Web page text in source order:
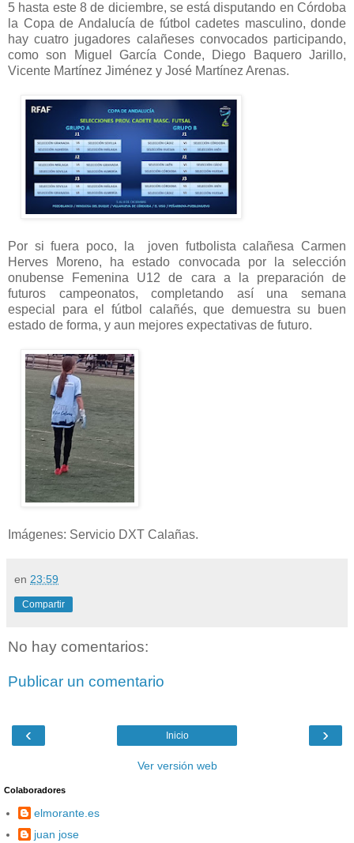
5 hasta este 8 de diciembre, se está disputando en Córdoba
la Copa de Andalucía de fútbol cadetes masculino, donde
hay cuatro jugadores calañeses convocados participando,
como son Miguel García Conde, Diego Baquero Jarillo,
Vicente Martínez Jiménez y José Martínez Arenas.
Por si fuera poco, la joven futbolista calañesa Carmen
Herves Moreno, ha estado convocada por la selección
onubense Femenina U12 de cara a la preparación de
futuros campeonatos, completando así una semana
especial para el fútbol calañés, que demuestra su buen
estado de forma, y aun mejores expectativas de futuro.
Imágenes: Servicio DXT Calañas.
en 23:59
Compartir
No hay comentarios:
Publicar un comentario
‹ ›
Inicio
Ver versión web
Colaboradores
elmorante.es
juan jose